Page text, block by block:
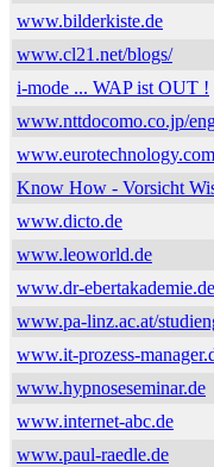
www.bilderkiste.de
www.cl21.net/blogs/
i-mode ... WAP ist OUT !
www.nttdocomo.co.jp/
Know How - Vorsicht
www.dicto.de
www.leoworld.de
www.dr-ebertakademie.de
www.pa-linz.ac.at/
www.it-prozess-
www.hypnoseseminar.de
www.internet-abc.de
www.paul-raedle.de